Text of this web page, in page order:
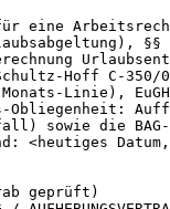
eine
§§
Hoff C-350/
Linie),
Obliegenheit:
sowie die
<heutiges
geprüft)